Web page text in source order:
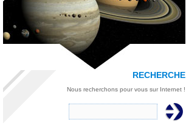
RECHERCHE
Nous recherchons pour vous sur Internet !